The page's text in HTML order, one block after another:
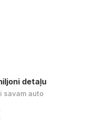
detaļu
savam auto